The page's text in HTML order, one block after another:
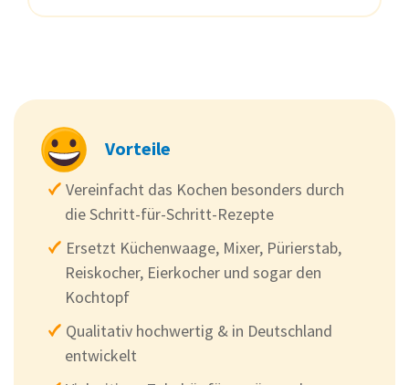
Vorteile
Vereinfacht das Kochen besonders durch
die Schritt-für-Schritt-Rezepte
Ersetzt Küchenwaage, Mixer, Pürierstab,
Reiskocher, Eierkocher und sogar den
Kochtopf
Qualitativ hochwertig & in Deutschland
entwickelt